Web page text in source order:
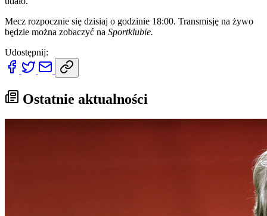
Mecz rozpocznie się dzisiaj o godzinie 18:00. Transmisję na żywo
będzie można zobaczyć na Sportklubie.
Udostępnij:
Ostatnie aktualności